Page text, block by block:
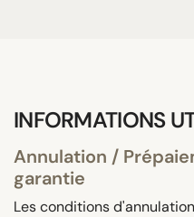
INFORMATIONS
Annulation /
garantie
Les conditions